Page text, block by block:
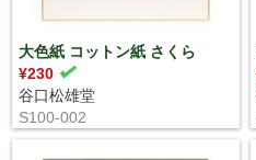
大色紙 コットン紙 さくら
¥230
谷口松雄堂
S100-002